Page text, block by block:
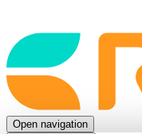
Back
to
frontpage
Open navigation